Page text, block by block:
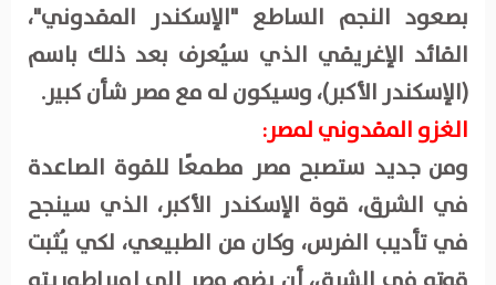
بصعود النجم الساطع "الإسكندر المقدوني"،
القائد الإغريقي الذي سيُعرف بعد ذلك باسم
(الإسكندر الأكبر)، وسيكون له مع مصر شأن كبير.
الغزو المقدوني لمصر:
ومن جديد ستصبح مصر مطمعًا للقوة الصاعدة
في الشرق، قوة الإسكندر الأكبر، الذي سينجح
في تأديب الفرس، وكان من الطبيعي، لكي يُثبت